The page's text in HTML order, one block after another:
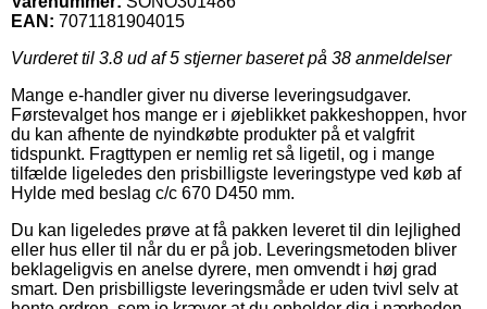
EAN: 7071181904015
Vurderet til 3.8 ud af 5 stjerner baseret på 38 anmeldelser
Mange e-handler giver nu diverse leveringsudgaver.
Førstevalget hos mange er i øjeblikket pakkeshoppen, hvor
du kan afhente de nyindkøbte produkter på et valgfrit
tidspunkt. Fragttypen er nemlig ret så ligetil, og i mange
tilfælde ligeledes den prisbilligste leveringstype ved køb af
Hylde med beslag c/c 670 D450 mm.
Du kan ligeledes prøve at få pakken leveret til din lejlighed
eller hus eller til når du er på job. Leveringsmetoden bliver
beklageligvis en anelse dyrere, men omvendt i høj grad
smart. Den prisbilligste leveringsmåde er uden tvivl selv at